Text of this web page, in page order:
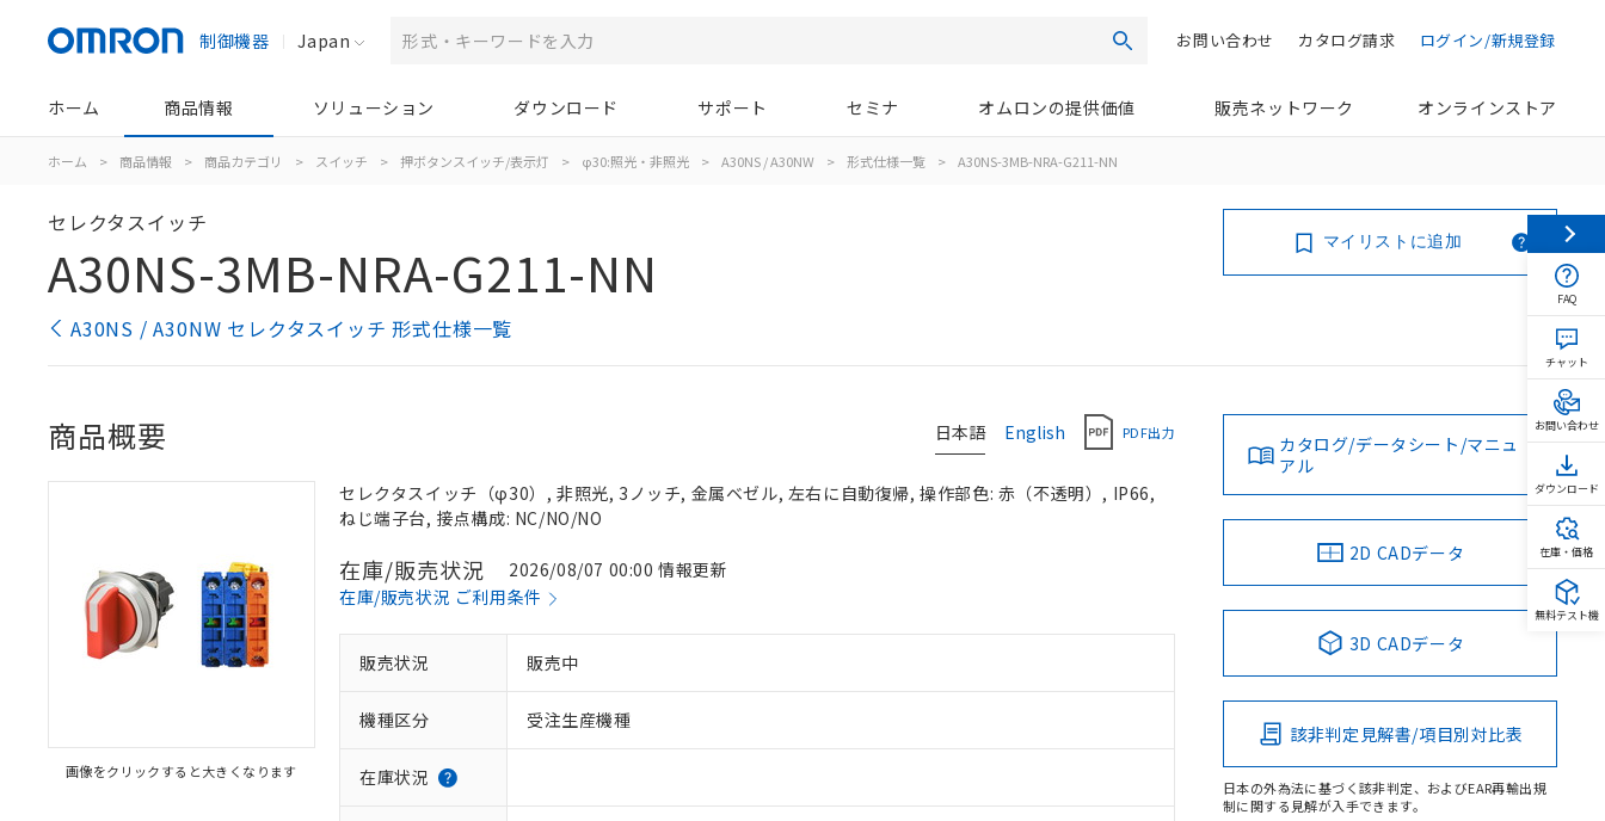
制御機器 Japan 検索 ログイン/新規登録
カタログ請求
お問い合わせ
ホーム 商品情報 ソリューション ダウンロード サポート セミナ オムロンの提供価値 販売ネットワーク オンラインストア
ホーム > 商品情報 > 商品カテゴリ > スイッチ > 押ボタンスイッチ/表示灯 > φ30:照光・非照光 > A30NS / A30NW > 形式仕様一覧 > A30NS-3MB-NRA-G211-NN
セレクタスイッチ
A30NS-3MB-NRA-G211-NN
A30NS / A30NW セレクタスイッチ 形式仕様一覧
マイリストに追加
日本語 English PDF出力
商品概要
画像をクリックすると大きくなります
セレクタスイッチ（φ30）, 非照光, 3ノッチ, 金属ベゼル, 左右に自動復帰, 操作部色: 赤（不透明）, IP66,
ねじ端子台, 接点構成: NC/NO/NO
在庫/販売状況
2026/08/07 00:00 情報更新
在庫/販売状況 ご利用条件
販売状況 販売中
機種区分 受注生産機種
在庫状況
カタログ/データシート/マニュ
アル
2D CADデータ
3D CADデータ
該非判定見解書/項目別対比表
日本の外為法に基づく該非判定、およびEAR再輸出規
制に関する見解が入手できます。
FAQ
チャット
お問い合わせ
ダウンロード
在庫・価格
無料テスト機